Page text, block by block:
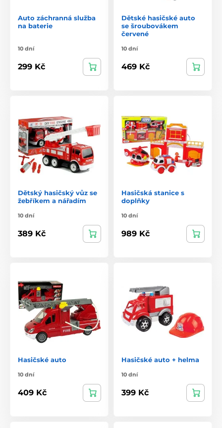
Auto záchranná služba
na baterie
10 dní
299 Kč
Dětské hasičské auto
se šroubovákem
červené
10 dní
469 Kč
Dětský hasičský vůz se
žebříkem a nářadím
10 dní
389 Kč
Hasičská stanice s
doplňky
10 dní
989 Kč
Hasičské auto
10 dní
409 Kč
Hasičské auto + helma
10 dní
399 Kč